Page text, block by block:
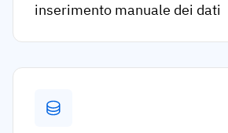
inserimento manuale dei dati